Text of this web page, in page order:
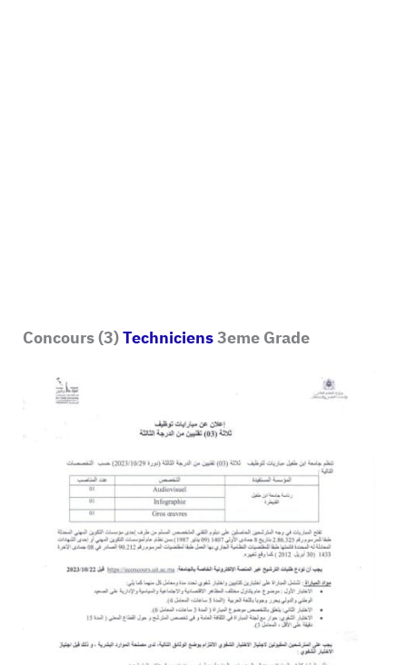
Concours (3)Techniciens3eme Grade